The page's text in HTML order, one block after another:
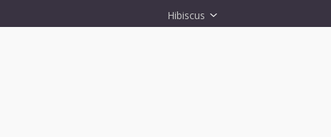
Hibiscus